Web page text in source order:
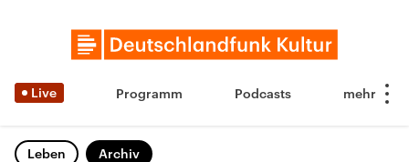
Live Programm Podcasts
Leben Archiv